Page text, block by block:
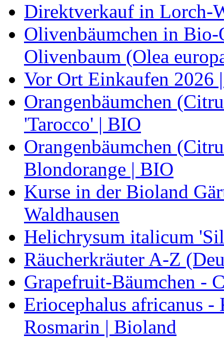
Direktverkauf in Lorch-
Olivenbäumchen in Bio-
Olivenbaum (Olea
Vor Ort Einkaufen 2026
Orangenbäumchen
'Tarocco' | BIO
Orangenbäumchen
Blondorange | BIO
Kurse in der Bioland
Waldhausen
Helichrysum italicum
Räucherkräuter A-Z
Grapefruit-Bäumchen -
Eriocephalus africanus
Rosmarin | Bioland